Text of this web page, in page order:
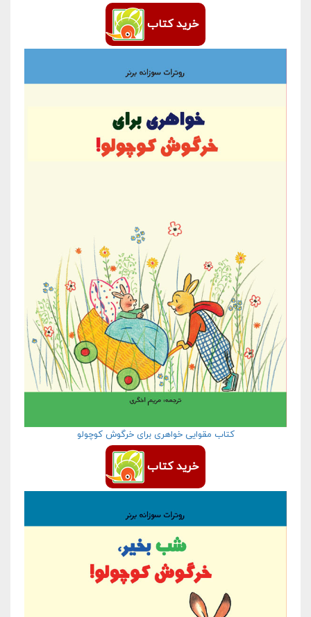
خرید کتاب
کتاب مقوایی خواهری برای خرگوش کوچولو
خرید کتاب